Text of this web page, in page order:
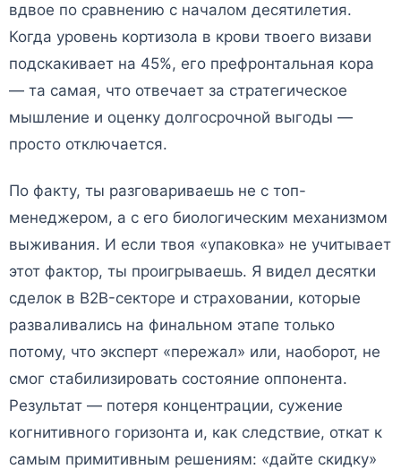
вдвое по сравнению с началом десятилетия.
Когда уровень кортизола в крови твоего визави
подскакивает на 45%, его префронтальная кора
— та самая, что отвечает за стратегическое
мышление и оценку долгосрочной выгоды —
просто отключается.
По факту, ты разговариваешь не с топ-
менеджером, а с его биологическим механизмом
выживания. И если твоя «упаковка» не учитывает
этот фактор, ты проигрываешь. Я видел десятки
сделок в B2B-секторе и страховании, которые
разваливались на финальном этапе только
потому, что эксперт «пережал» или, наоборот, не
смог стабилизировать состояние оппонента.
Результат — потеря концентрации, сужение
когнитивного горизонта и, как следствие, откат к
самым примитивным решениям: «дайте скидку»